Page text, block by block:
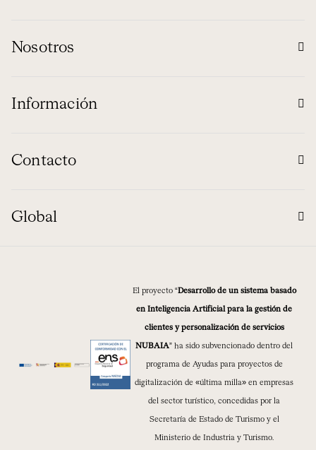
Nosotros
Información
Contacto
Global
El proyecto “Desarrollo de un sistema basado
en Inteligencia Artificial para la gestión de
clientes y personalización de servicios
NUBAIA” ha sido subvencionado dentro del
programa de Ayudas para proyectos de
digitalización de «última milla» en empresas
del sector turístico, concedidas por la
Secretaría de Estado de Turismo y el
Ministerio de Industria y Turismo.